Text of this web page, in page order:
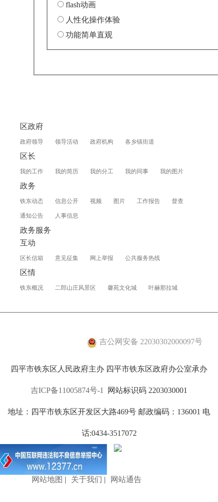
flash动画
人性化操作体验
功能简单直观
区政府
政府领导 领导活动 政府机构 各乡镇街道
区长
我的工作 我的简历 我的分工 我的同事 我的图片
政务
铁东动态 信息公开 视频 图片 工作报告 督查
通知公告 人事信息
政务服务
互动
区长信箱 意见征集 网上举报 公共服务热线
区情
铁东概况 二郎山庄风景区 馨苑文化城 叶赫那拉城
吉公网安备 22030302000097号
四平市铁东区人民政府主办 四平市铁东区政府办公室承办
吉ICP备11005874号-1 网站标识码 2203030001
地址：四平市铁东区开发区大路469号 邮政编码：136001 电
话:0434-3517072
网站地图 | 关于我们 | 网站通告